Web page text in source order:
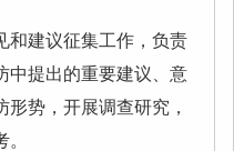
建议征集工作，负责
中提出的重要建议、意
形势，开展调查研究，